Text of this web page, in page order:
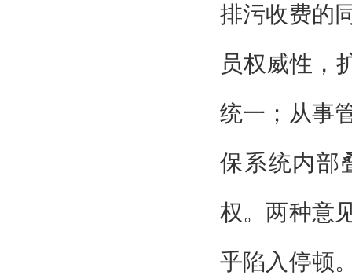
排污收费的
员权威性，
统一；从事
保系统内部
权。两种意
乎陷入停顿